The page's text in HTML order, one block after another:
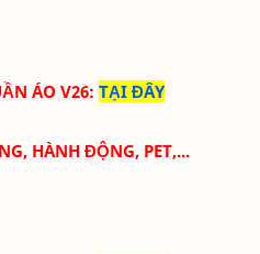
ÁO V26: TẠI ĐÂY
HÀNH ĐỘNG, PET,...